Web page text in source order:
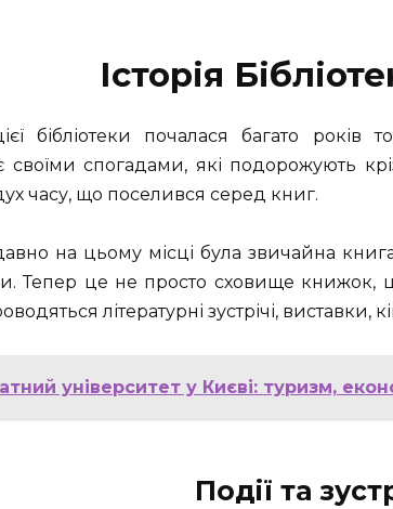
Історія
бібліотеки почалася багато
своїми спогадами, які подорожують
часу, що поселився серед книг.
на цьому місці була звичайна
Тепер це не просто сховище книжок,
літературні зустрічі, виставки,
університет у Києві: туризм,
Події та